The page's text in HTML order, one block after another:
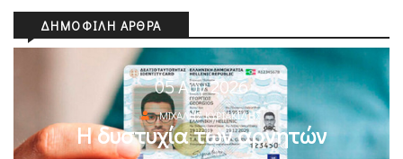
ΔΗΜΟΦΙΛΉ ΆΡΘΡΑ
05 Αυγ 2026
ΜΙΧΆΛΗΣ ΚΥΡΙΑΚΊΔΗΣ
Η δυστυχία των αρνητών